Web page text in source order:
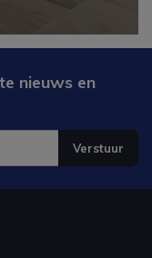
nieuws en
Verstuur